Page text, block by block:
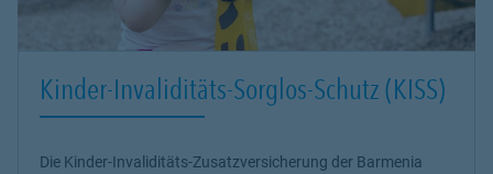
Kinder-Invaliditäts-Sorglos-Schutz (KISS)
Die Kinder-Invaliditäts-Zusatzversicherung der Barmenia